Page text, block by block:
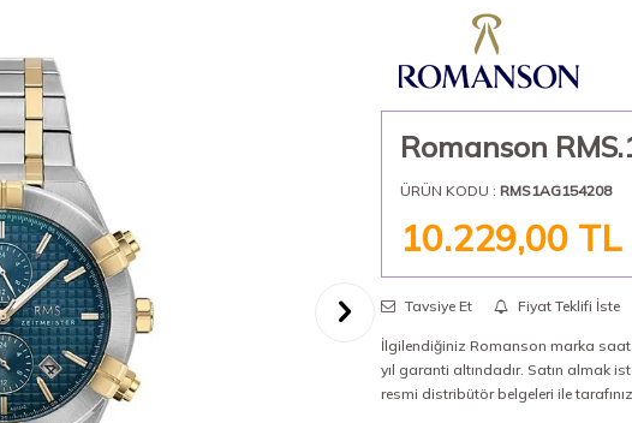
Romanson
ÜRÜN KODU : RMS1AG154208
10.229,00 TL
Tavsiye Et Fiyat Teklifi İste
İlgilendiğiniz Romanson marka
yıl garanti altındadır. Satın almak
resmi distribütör belgeleri ile